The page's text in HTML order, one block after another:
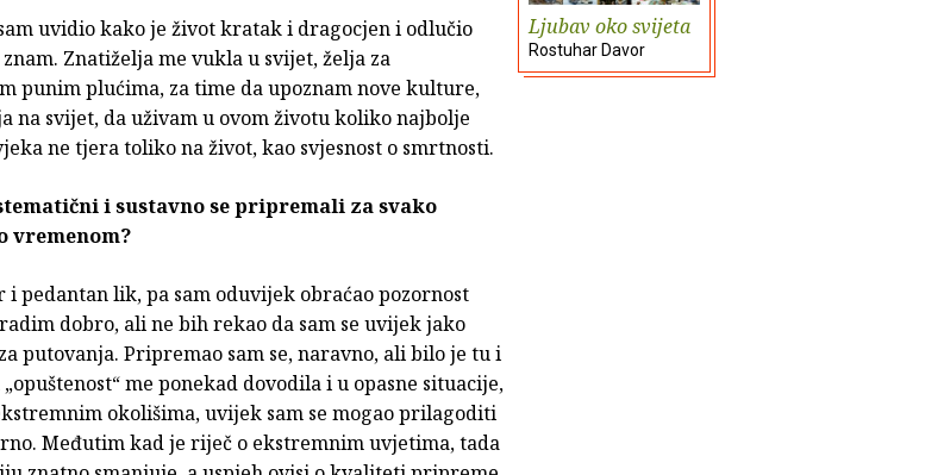
Ljubav oko svijeta
Rostuhar Davor
uvidio kako je život kratak i dragocjen i odlučio
Znatiželja me vukla u svijet, želja za
punim plućima, za time da upoznam nove kulture,
na svijet, da uživam u ovom životu koliko najbolje
ne tjera toliko na život, kao svjesnost o smrtnosti.
i sustavno se pripremali za svako
vremenom?
i pedantan lik, pa sam oduvijek obraćao pozornost
dobro, ali ne bih rekao da sam se uvijek jako
putovanja. Pripremao sam se, naravno, ali bilo je tu i
me ponekad dovodila i u opasne situacije,
okolišima, uvijek sam se mogao prilagoditi
Međutim kad je riječ o ekstremnim uvjetima, tada